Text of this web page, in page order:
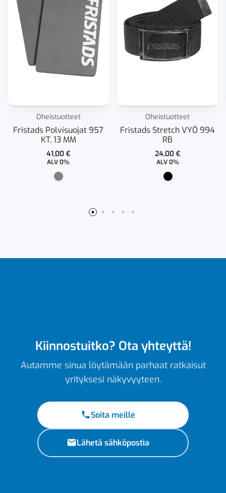
Oheistuotteet
Fristads Polvisuojat 957
KT, 13 MM
41,00 €
ALV 0%
Oheistuotteet
Fristads Stretch VYÖ 994
RB
24,00 €
ALV 0%
Kiinnostuitko? Ota yhteyttä!
Autamme sinua löytämään parhaat ratkaisut
yrityksesi näkyvyyteen.
Soita meille
Lähetä sähköpostia